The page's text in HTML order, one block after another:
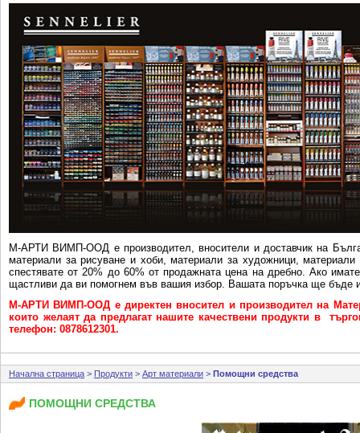
М-АРТИ ВИМП-ООД e производител, вносители и доставчик на
материали за рисуване и хоби, материали за художници,
спестявате от 20% до 60% от продажната цена на дребно. Ако
щастливи да ви помогнем във вашия избор. Вашата поръчка ще бъде
М-АРТИ ВИМП-ООД е директен вносител и производител на
които желаят да предлагат нашите качествени продукти в
телефон: 0878612301.
Начална страница > Продукти > Арт материали > Помощни средства
ПОМОЩНИ СРЕДСТВА